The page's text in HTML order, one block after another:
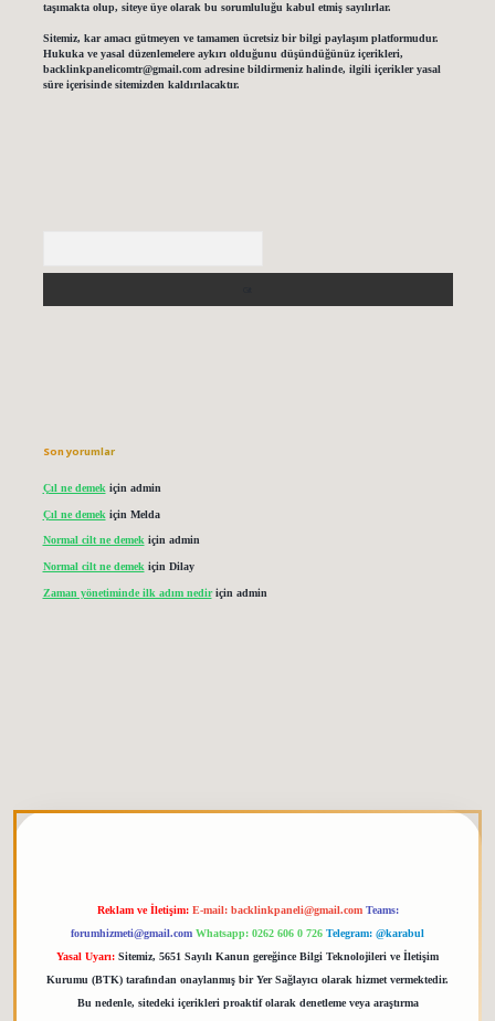
taşımakta olup, siteye üye olarak bu sorumluluğu kabul etmiş sayılırlar.
Sitemiz, kar amacı gütmeyen ve tamamen ücretsiz bir bilgi paylaşım platformudur.
Hukuka ve yasal düzenlemelere aykırı olduğunu düşündüğünüz içerikleri,
backlinkpanelicomtr@gmail.comadresine bildirmeniz halinde, ilgili içerikler yasal
süre içerisinde sitemizden kaldırılacaktır.
Son yorumlar
Çıl ne demek için admin
Çıl ne demek için Melda
Normal cilt ne demekiçin admin
Normal cilt ne demek için Dilay
Zaman yönetiminde ilk adım nediriçin admin
Reklam ve İletişim: E-mail: backlinkpaneli@gmail.com Teams:
forumhizmeti@gmail.com Whatsapp: 0262 606 0 726 Telegram: @karabul
Yasal Uyarı: Sitemiz, 5651 Sayılı Kanun gereğince Bilgi Teknolojileri ve İletişim
Kurumu (BTK) tarafından onaylanmış bir Yer Sağlayıcı olarak hizmet vermektedir.
Bu nedenle, sitedeki içerikleri proaktif olarak denetleme veya araştırma